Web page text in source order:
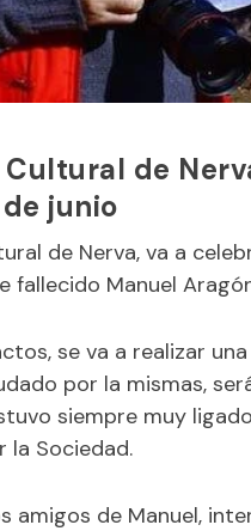
Cultural de
junio
de Nerva, va a
fallecido Manuel
se va a realizar
por la mismas,
siempre muy
la Sociedad.
amigos de Manuel,